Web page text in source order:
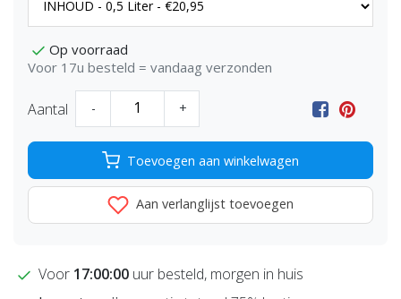
Op voorraad
Voor 17u besteld = vandaag verzonden
Aantal - +
Toevoegen aan winkelwagen
Aan verlanglijst toevoegen
Voor 17:00:00 uur besteld, morgen in huis